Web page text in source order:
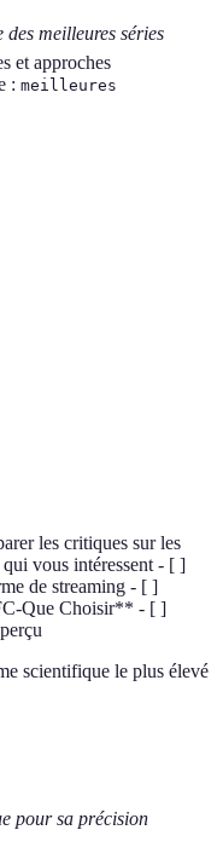
des meilleures séries
et approches
: meilleures
les critiques sur les
vous intéressent - [ ]
de streaming - [ ]
Que Choisir** - [ ]
scientifique le plus élevé
pour sa précision